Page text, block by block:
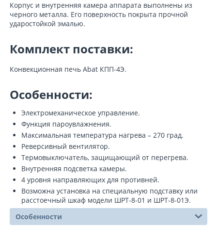
Корпус и внутренняя камера аппарата выполнены из
черного металла. Его поверхность покрыта прочной
ударостойкой эмалью.
Комплект поставки:
Конвекционная печь Abat КПП-4Э.
Особенности:
Электромеханическое управление.
Функция пароувлажнения.
Максимальная температура нагрева – 270 град.
Реверсивный вентилятор.
Термовыключатель, защищающий от перегрева.
Внутренняя подсветка камеры.
4 уровня направляющих для противней.
Возможна установка на специальную подставку или
расстоечный шкаф модели ШРТ-8-01 и ШРТ-8-01Э.
Особенности